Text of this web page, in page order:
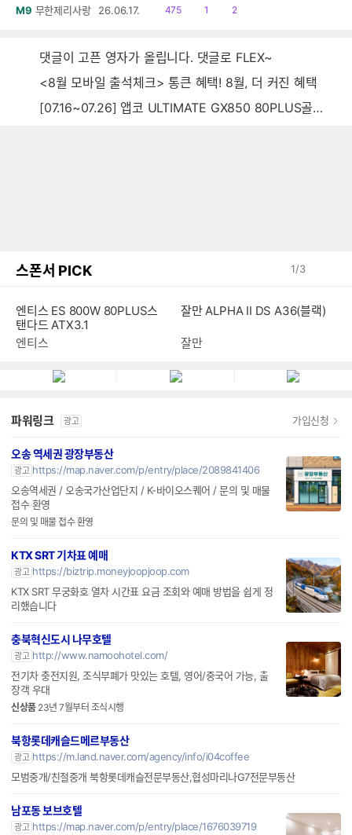
M9 무한제리사랑 26.06.17.
읽
475
공1
댓
2
댓글이 고픈 영자가 올립니다. 댓글로 FLEX~
<8월 모바일 출석체크> 통큰 혜택! 8월, 더 커진 혜택
[07.16~07.26] 앱코 ULTIMATE GX850 80PLUS골드 풀모듈러 ATX3.0 블랙
스폰서 PICK 1/3
엔티스 ES 800W 80PLUS스
탠다드 ATX3.1
엔티스
잘만 ALPHA II DS A36(블랙)
잘만
파워링크 광고 가입신청
오송 역세권 광장부동산
광고 https://map.naver.com/p/entry/place/2089841406
오송역세권 / 오송국가산업단지 / K-바이오스퀘어 / 문의 및 매물
접수 환영
문의 및 매물 접수 환영
KTX SRT 기차표 예매
광고 https://biztrip.moneyjoopjoop.com
KTX SRT 무궁화호 열차 시간표 요금 조회와 예매 방법을 쉽게 정
리했습니다
충북혁신도시 나무호텔
광고 http://www.namoohotel.com/
전기차 충전지원, 조식부폐가 맛있는 호텔, 영어/중국어 가능, 출
장객 우대
신상품23년 7월부터 조식시행
북항롯데캐슬드메르부동산
광고 https://m.land.naver.com/agency/info/i04coffee
모범중개/친절중개 북항롯데캐슬전문부동산,협성마리나G7전문부동산
남포동 보브호텔
광고 https://map.naver.com/p/entry/place/1676039719